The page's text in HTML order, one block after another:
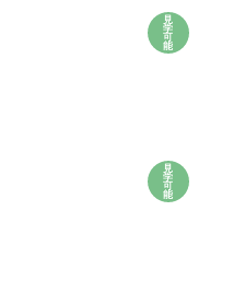
見
学
可
能
見
学
可
能